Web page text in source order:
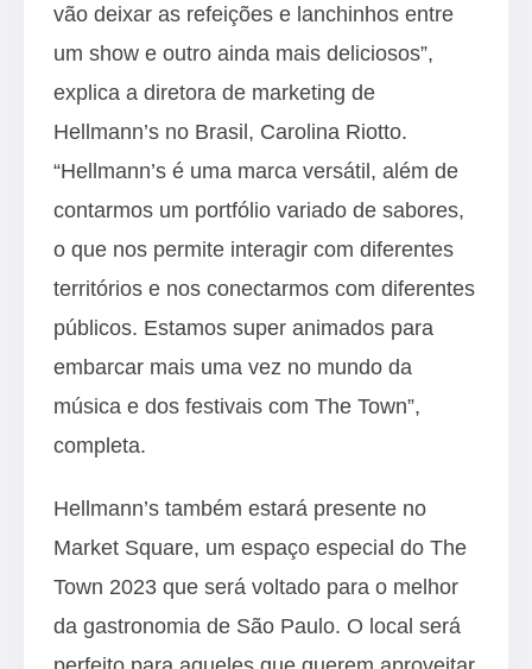
vão deixar as refeições e lanchinhos entre
um show e outro ainda mais deliciosos”,
explica a diretora de marketing de
Hellmann’s no Brasil, Carolina Riotto.
“Hellmann’s é uma marca versátil, além de
contarmos um portfólio variado de sabores,
o que nos permite interagir com diferentes
territórios e nos conectarmos com diferentes
públicos. Estamos super animados para
embarcar mais uma vez no mundo da
música e dos festivais com The Town”,
completa.
Hellmann’s também estará presente no
Market Square, um espaço especial do The
Town 2023 que será voltado para o melhor
da gastronomia de São Paulo. O local será